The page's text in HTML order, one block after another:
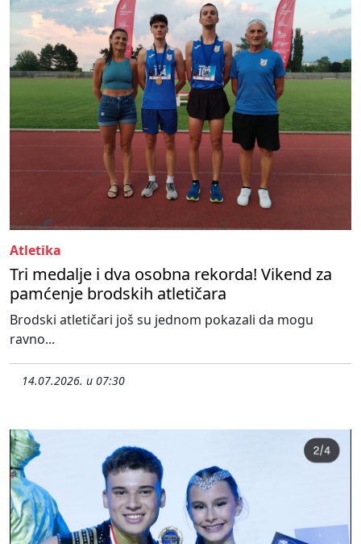
Atletika
Tri medalje i dva osobna rekorda! Vikend za
pamćenje brodskih atletičara
Brodski atletičari još su jednom pokazali da mogu
ravno...
14.07.2026. u 07:30